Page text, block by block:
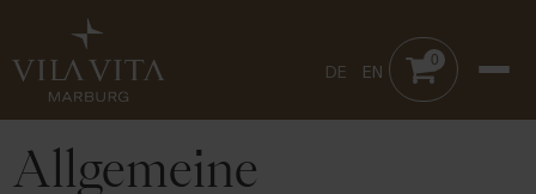
DE EN
0
Allgemeine